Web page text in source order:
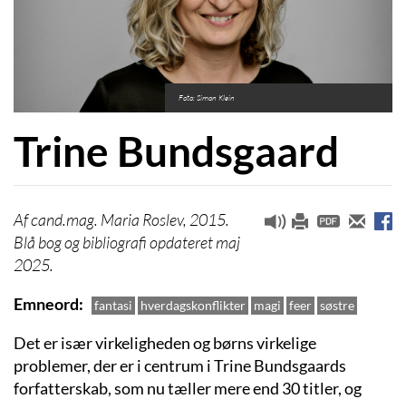
Foto: Simon Klein
Trine Bundsgaard
cand.mag. Maria Roslev, 2015.
Blå bog og bibliografi opdateret maj
2025.
Emneord
fantasi hverdagskonflikter magi feer søstre
Det er især virkeligheden og børns virkelige
problemer, der er i centrum i Trine Bundsgaards
forfatterskab, som nu tæller mere end 30 titler, og